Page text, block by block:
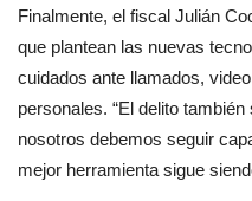
Finalmente, el fiscal Julián
que plantean las nuevas
cuidados ante llamados,
personales. “El delito
nosotros debemos seguir
mejor herramienta sigue